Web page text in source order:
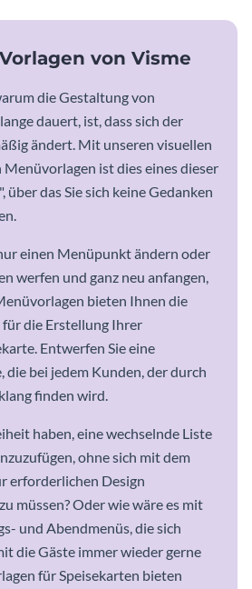
von Visme
die Gestaltung von
dauert, ist, dass sich der
ändert. Mit unseren visuellen
ist dies eines dieser
das Sie sich keine Gedanken
einen Menüpunkt ändern oder
werfen und ganz neu anfangen,
bieten Ihnen die
die Erstellung Ihrer
Entwerfen Sie eine
die bei jedem Kunden, der durch
finden wird.
haben, eine wechselnde Liste
ohne sich mit dem
erforderlichen Design
müssen? Oder wie wäre es mit
und Abendmenüs, die sich
die Gäste immer wieder gerne
für Speisekarten bieten